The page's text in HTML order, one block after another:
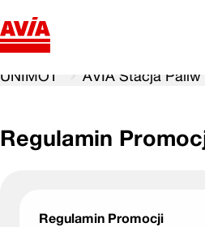
UNIMOT AVIA Stacja Paliw
Regulamin
Regulamin Promocji